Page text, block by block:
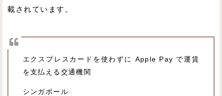
載されています。
エクスプレスカードを使わずに Apple Pay で運賃
を支払える交通機関
シンガポール